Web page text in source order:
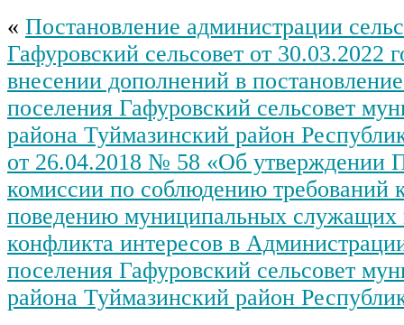
« Постановление администрации
Гафуровский сельсовет от 30.03.2022
внесении дополнений в
поселения Гафуровский сельсовет
района Туймазинский район
от 26.04.2018 № 58 «Об утверждении
комиссии по соблюдению требований
поведению муниципальных служащих
конфликта интересов в
поселения Гафуровский сельсовет
района Туймазинский район